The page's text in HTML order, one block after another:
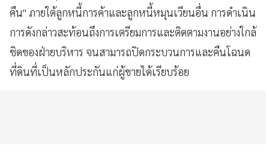
คืน" ภายใต้ลูกหนี้การค้าและลูกหนี้หมุนเวียนอื่น การดำเนิน
การดังกล่าวสะท้อนถึงการเตรียมการและติดตามงานอย่างใกล้
ชิดของฝ่ายบริหาร จนสามารถปิดกระบวนการและคืนโฉนด
ที่ดินที่เป็นหลักประกันแก่ผู้ขายได้เรียบร้อย